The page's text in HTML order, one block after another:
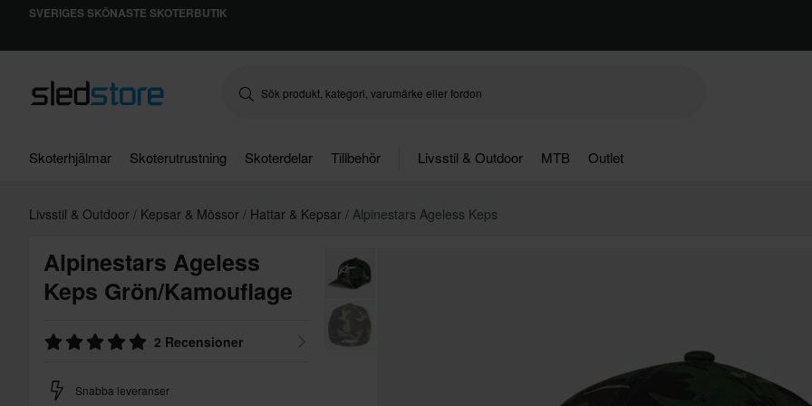
SVERIGES SKÖNASTE SKOTERBUTIK
Skoterhjälmar Skoterutrustning Skoterdelar Tillbehör Livsstil & Outdoor MTB Outlet
Livsstil & Outdoor Kepsar & Mössor Hattar & Kepsar Alpinestars Ageless Keps
Alpinestars Ageless
Keps Grön/Kamouflage
2 Recensioner
Snabba leveranser